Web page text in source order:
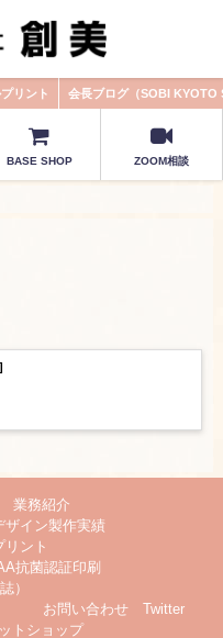
リント 会長ブログ（SOBI KYOTO
BASE SHOP ZOOM相談
業務紹介
ザイン製作実績
リント
抗菌認証印刷
）
お問い合わせ
Twitter
トショップ